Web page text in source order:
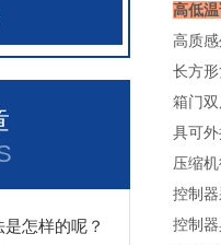
怎样的呢？
高低
高质
长方
箱门
具可
压缩
控制
控制